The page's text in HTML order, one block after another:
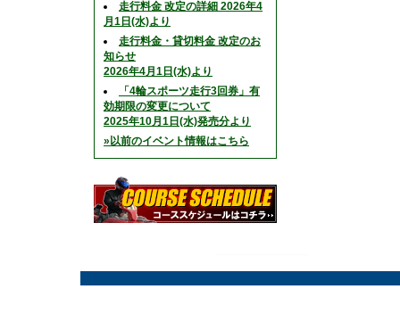
走行料金 改定の詳細 2026年4
月1日(水)より
走行料金・貸切料金 改定のお
知らせ
2026年4月1日(水)より
「4輪スポーツ走行3回券」有
効期限の変更について
2025年10月1日(水)発売分より
»以前のイベント情報はこちら